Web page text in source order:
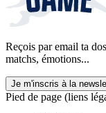
Reçois par email ta
matchs, émotions...
Je m'inscris à la
Pied de page (liens